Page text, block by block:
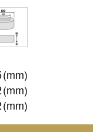
(mm)
(mm)
(mm)